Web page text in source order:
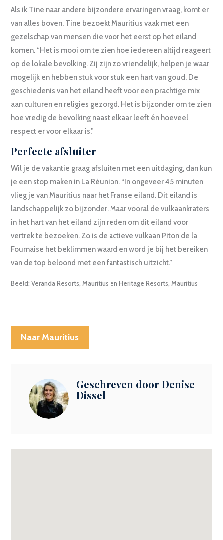
Als ik Tine naar andere bijzondere ervaringen vraag, komt er
van alles boven. Tine bezoekt Mauritius vaak met een
gezelschap van mensen die voor het eerst op het eiland
komen. “Het is mooi om te zien hoe iedereen altijd reageert
op de lokale bevolking. Zij zijn zo vriendelijk, helpen je waar
mogelijk en hebben stuk voor stuk een hart van goud. De
geschiedenis van het eiland heeft voor een prachtige mix
aan culturen en religies gezorgd. Het is bijzonder om te zien
hoe vredig de bevolking naast elkaar leeft én hoeveel
respect er voor elkaar is.”
Perfecte afsluiter
Wil je de vakantie graag afsluiten met een uitdaging, dan kun
je een stop maken in La Réunion. “In ongeveer 45 minuten
vlieg je van Mauritius naar het Franse eiland. Dit eiland is
landschappelijk zo bijzonder. Maar vooral de vulkaankraters
in het hart van het eiland zijn reden om dit eiland voor
vertrek te bezoeken. Zo is de actieve vulkaan Piton de la
Fournaise het beklimmen waard en word je bij het bereiken
van de top beloond met een fantastisch uitzicht.”
Beeld: Veranda Resorts, Mauritius en Heritage Resorts, Mauritius
Naar Mauritius
Geschreven door Denise
Dissel